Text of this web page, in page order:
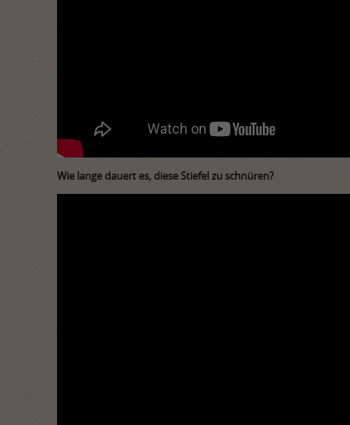
Wie lange dauert es, diese Stiefel zu schnüren?